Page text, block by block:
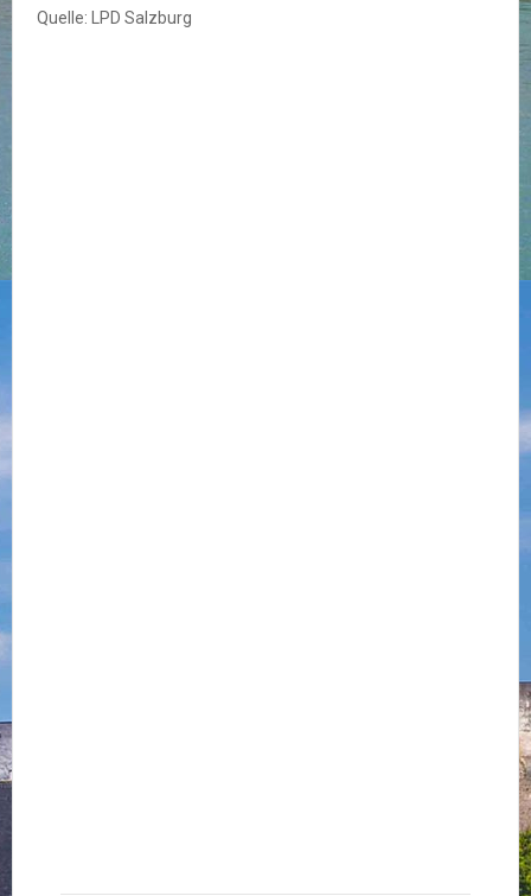
Quelle: LPD Salzburg